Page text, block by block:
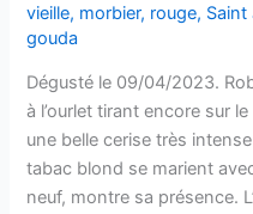
vieille, morbier, rouge, Saint
gouda
Dégusté le 09/04/2023.
à l’ourlet tirant encore sur
une belle cerise très
tabac blond se marient
neuf, montre sa présence.